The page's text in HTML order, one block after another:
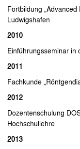
Fortbildung
Ludwigshafen
2010
Einführungsseminar in
2011
Fachkunde
2012
Dozentenschulung
Hochschullehre
2013